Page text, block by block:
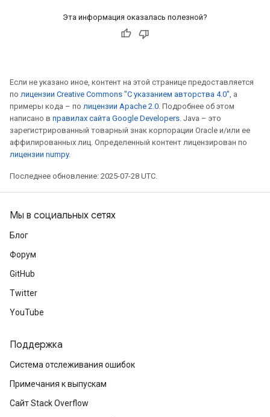
Эта информация оказалась полезной?
Если не указано иное, контент на этой странице предоставляется
по лицензии Creative Commons "С указанием авторства 4.0", а
примеры кода – по лицензии Apache 2.0. Подробнее об этом
написано в правилах сайта Google Developers. Java – это
зарегистрированный товарный знак корпорации Oracle и/или ее
аффилированных лиц. Определенный контент лицензирован по
лицензии numpy.
Последнее обновление: 2025-07-28 UTC.
Мы в социальных сетях
Блог
Форум
GitHub
Twitter
YouTube
Поддержка
Система отслеживания ошибок
Примечания к выпускам
Сайт Stack Overflow